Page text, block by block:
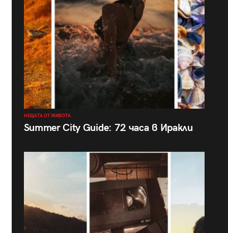
НЕЩАТА ОТ ЖИВОТА
Summer City Guide: 72 часа в Иракли